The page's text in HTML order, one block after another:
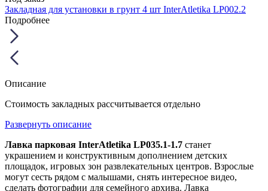
Закладная для установки в грунт 4 шт InterAtletika LP002.2
Подробнее
Описание
Стоимость закладных рассчитывается отдельно
Развернуть описание
Лавка парковая InterAtletika LP035.1-1.7 станет
украшением и конструктивным дополнением детских
площадок, игровых зон развлекательных центров. Взрослые
могут сесть рядом с малышами, снять интересное видео,
сделать фотографии для семейного архива. Лавка